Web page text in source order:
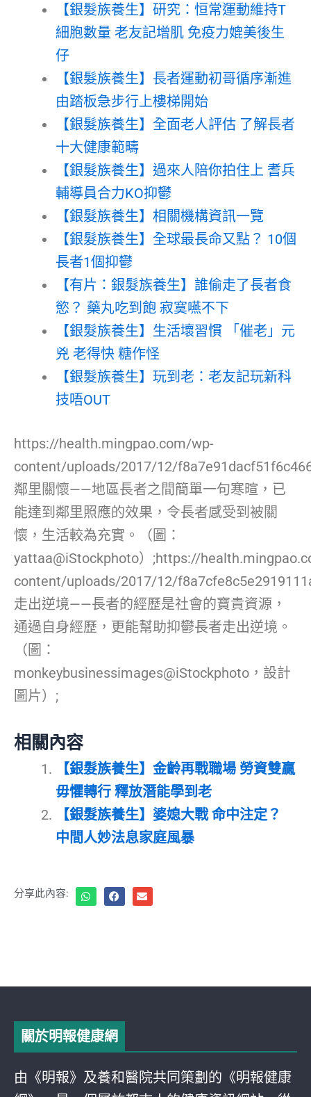
【銀髮族養生】研究：恒常運動維持T
細胞數量 老友記增肌 免疫力媲美後生
仔
【銀髮族養生】長者運動初哥循序漸進
由踏板急步行上樓梯開始
【銀髮族養生】全面老人評估 了解長者
十大健康範疇
【銀髮族養生】過來人陪你拍住上 耆兵
輔導員合力KO抑鬱
【銀髮族養生】相關機構資訊一覽
【銀髮族養生】全球最長命又點？ 10個
長者1個抑鬱
【有片：銀髮族養生】誰偷走了長者食
慾？ 藥丸吃到飽 寂寞嚥不下
【銀髮族養生】生活壞習慣 「催老」元
兇 老得快 糖作怪
【銀髮族養生】玩到老：老友記玩新科
技唔OUT
https://health.mingpao.com/wp-
content/uploads/2017/12/
鄰里關懷——地區長者之間簡單一句寒暄，已
能達到鄰里照應的效果，令長者感受到被關
懷，生活較為充實。（圖：
yattaa@iStockphoto）;https://
content/uploads/2017/12/
走出逆境——長者的經歷是社會的寶貴資源，
通過自身經歷，更能幫助抑鬱長者走出逆境。
（圖：
monkeybusinessimages@iStockphoto，設計
圖片）;
相關內容
【銀髮族養生】金齡再戰職場 勞資雙贏
毋懼轉行 釋放潛能學到老
【銀髮族養生】婆媳大戰 命中注定？
中間人妙法息家庭風暴
分享此內容:
關於明報健康網
由《明報》及養和醫院共同策劃的《明報健康